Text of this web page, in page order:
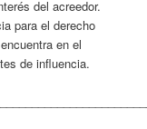
del acreedor.
para el derecho
en el
de influencia.